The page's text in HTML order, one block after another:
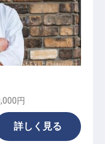
ジメント経験優
円
詳しく見る